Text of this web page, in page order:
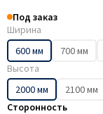
Под заказ
Ширина
600 мм
700 мм
Высота
2000 мм
2100 мм
Сторонность